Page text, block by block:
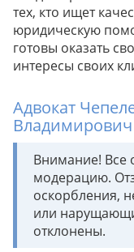
тех, кто ищет
юридическую
готовы оказать
интересы своих
Адвокат
Внимание! Все
модерацию.
оскорбления,
или
отклонены.